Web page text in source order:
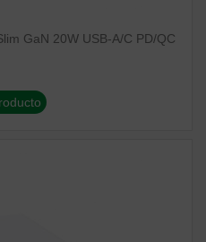
GaN 20W USB-A/C PD/QC